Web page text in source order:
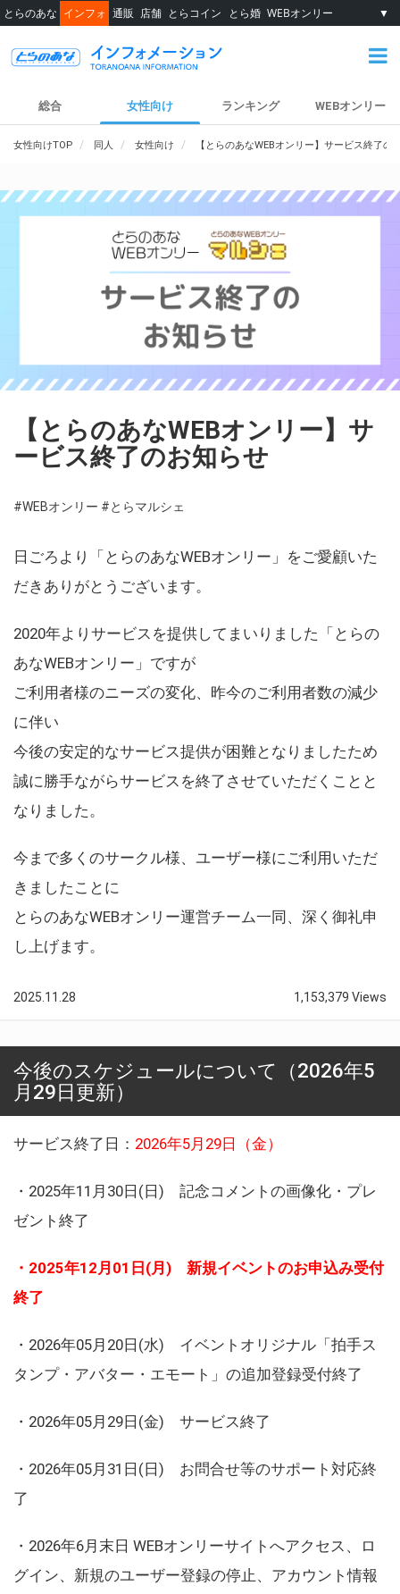
とらのあな インフォ 通販 店舗 とらコイン とら婚 WEBオンリー ▼
総合 女性向け ランキング WEBオンリー
女性向けTOP 同人 女性向け 【とらのあなWEBオンリー】サービス終了の
【とらのあなWEBオンリー】サ
ービス終了のお知らせ
#WEBオンリー #とらマルシェ
日ごろより「とらのあなWEBオンリー」をご愛顧いた
だきありがとうございます。
2020年よりサービスを提供してまいりました「とらの
あなWEBオンリー」ですが
ご利用者様のニーズの変化、昨今のご利用者数の減少
に伴い
今後の安定的なサービス提供が困難となりましたため
誠に勝手ながらサービスを終了させていただくことと
なりました。
今まで多くのサークル様、ユーザー様にご利用いただ
きましたことに
とらのあなWEBオンリー運営チーム一同、深く御礼申
し上げます。
2025.11.28 1,153,379 Views
今後のスケジュールについて（2026年5
月29日更新）
サービス終了日： 2026年5月29日（金）
・2025年11月30日(日) 記念コメントの画像化・プレ
ゼント終了
・2025年12月01日(月) 新規イベントのお申込み受付
終了
・2026年05月20日(水) イベントオリジナル「拍手ス
タンプ・アバター・エモート」の追加登録受付終了
・2026年05月29日(金) サービス終了
・2026年05月31日(日) お問合せ等のサポート対応終
了
・2026年6月末日 WEBオンリーサイトへアクセス、ロ
グイン、新規のユーザー登録の停止、アカウント情報